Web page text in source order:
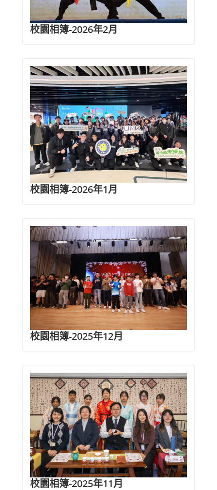
校園相簿-2026年2月
校園相簿-2026年1月
校園相簿-2025年12月
校園相簿-2025年11月